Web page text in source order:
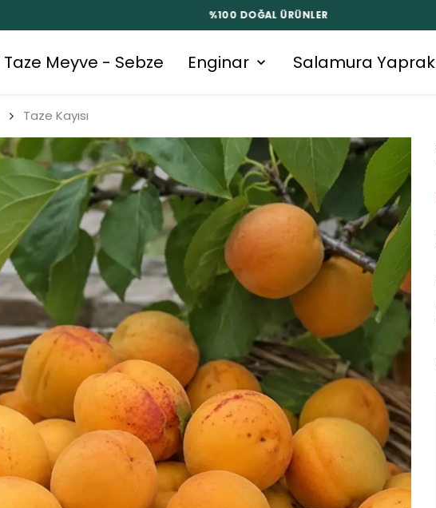
%100 DOĞAL ÜRÜNLER
Taze Meyve - Sebze Enginar Salamura Yaprak
Taze Kayısı